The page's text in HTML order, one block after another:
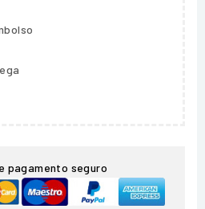
pagamento seguro